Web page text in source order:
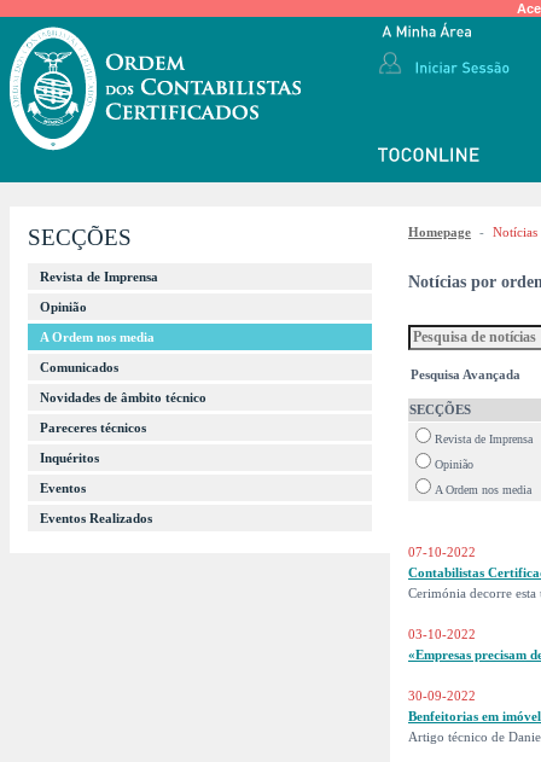
SECÇÕES
Revista de Imprensa
Opinião
A Ordem nos media
Comunicados
Novidades de âmbito técnico
Pareceres técnicos
Inquéritos
Eventos
Eventos Realizados
Homepage -
Notícias por
Pesquisa Avançada
SECÇÕES
Revista de Imprensa
Opinião
A Ordem nos media
07-10-2022
Contabilistas
Cerimónia decorre
03-10-2022
«Empresas precisam
30-09-2022
Benfeitorias em
Artigo técnico de